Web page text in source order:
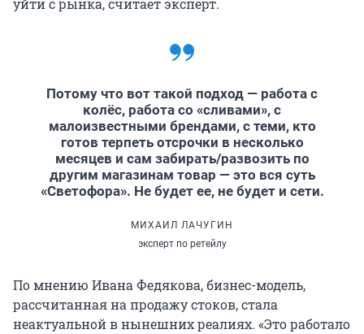
уйти с рынка, считает эксперт.
Потому что вот такой подход — работа с
колёс, работа со «сливами», с
малоизвестными брендами, с теми, кто
готов терпеть отсрочки в несколько
месяцев и сам забирать/развозить по
другим магазинам товар — это вся суть
«Светофора». Не будет ее, не будет и сети.
МИХАИЛ ЛАЧУГИН
эксперт по ретейлу
По мнению Ивана Федякова, бизнес-модель,
рассчитанная на продажу стоков, стала
неактуальной в нынешних реалиях. «Это работало